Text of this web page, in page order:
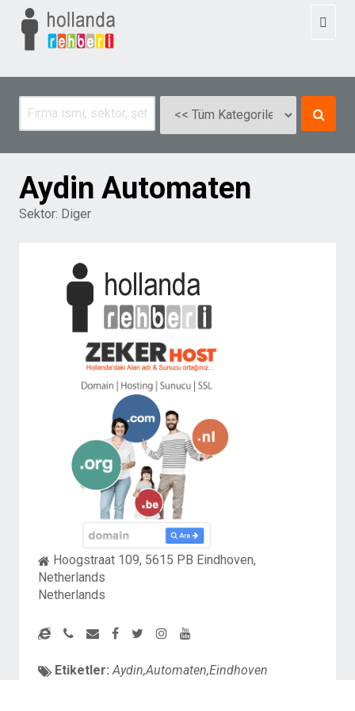
Aydin Automaten
Sektor: Diger
Hoogstraat 109, 5615 PB Eindhoven,
Netherlands
Netherlands
Etiketler: Aydin,Automaten,Eindhoven